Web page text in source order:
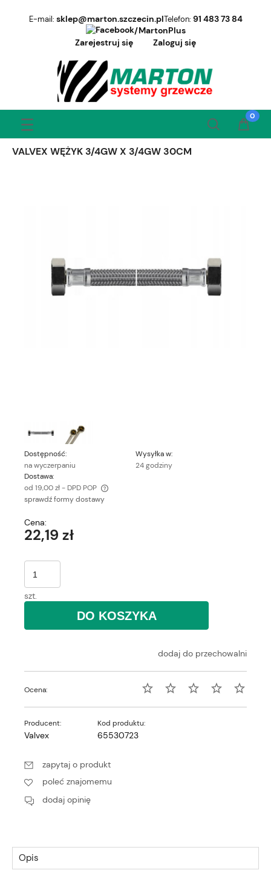
E-mail: sklep@marton.szczecin.plTelefon: 91 483 73 84
/MartonPlus
Zarejestruj się
Zaloguj się
VALVEX WĘŻYK 3/4GW X 3/4GW 30CM
Dostępność:
na wyczerpaniu
Wysyłka w:
24 godziny
Dostawa:
od 19,00 zł- DPD POP
Cena nie zawiera ewentualnych kosztów płatności
sprawdź formy dostawy
Cena:
22,19 zł
szt.
DO KOSZYKA
dodaj do przechowalni
Ocena:
Producent:
Valvex
Kod produktu:
65530723
zapytaj o produkt
poleć znajomemu
dodaj opinię
Opis